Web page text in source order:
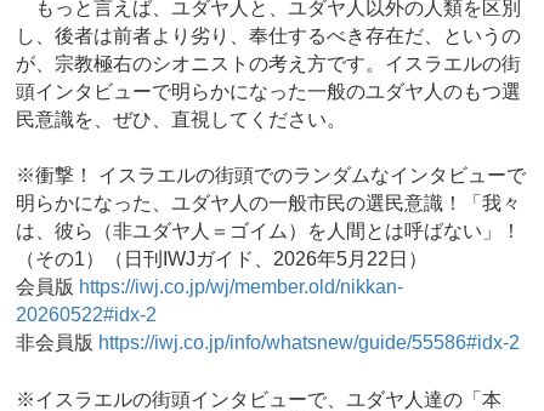
もっと言えば、ユダヤ人と、ユダヤ人以外の人類を区別
し、後者は前者より劣り、奉仕するべき存在だ、というの
が、宗教極右のシオニストの考え方です。イスラエルの街
頭インタビューで明らかになった一般のユダヤ人のもつ選
民意識を、ぜひ、直視してください。
※衝撃！ イスラエルの街頭でのランダムなインタビューで
明らかになった、ユダヤ人の一般市民の選民意識！「我々
は、彼ら（非ユダヤ人＝ゴイム）を人間とは呼ばない」！
（その1）（日刊IWJガイド、2026年5月22日）
会員版 https://iwj.co.jp/wj/member.old/nikkan-
20260522#idx-2
非会員版 https://iwj.co.jp/info/whatsnew/guide/55586#idx-2
※イスラエルの街頭インタビューで、ユダヤ人達の「本